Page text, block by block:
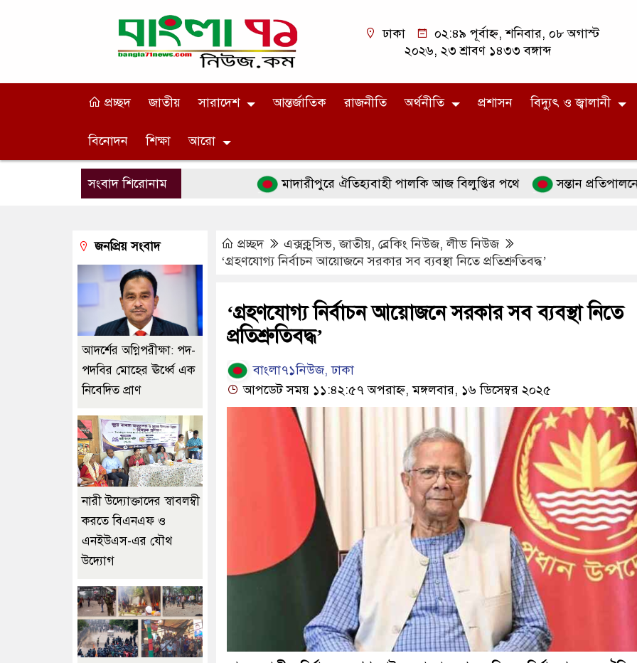
ঢাকা
০২:৪৯ পূর্বাহ্ন, শনিবার, ০৮ অগাস্ট
২০২৬, ২৩ শ্রাবণ ১৪৩৩ বঙ্গাব্দ
প্রচ্ছদ জাতীয় সারাদেশ আন্তর্জাতিক রাজনীতি অর্থনীতি প্রশাসন বিদ্যুৎ ও জ্বালানী
বিনোদন শিক্ষা আরো
সংবাদ শিরোনাম মাদারীপুরে ঐতিহ্যবাহী পালকি আজ বিলুপ্তির পথে সন্তান প্রতিপালনে
প্রচ্ছদ এক্সক্লুসিভ,জাতীয়, ব্রেকিং নিউজ,লীড নিউজ
‘গ্রহণযোগ্য নির্বাচন আয়োজনে সরকার সব ব্যবস্থা নিতে প্রতিশ্রুতিবদ্ধ’
‘গ্রহণযোগ্য নির্বাচন আয়োজনে সরকার সব ব্যবস্থা নিতে
প্রতিশ্রুতিবদ্ধ’
বাংলা৭১নিউজ, ঢাকা
আপডেট সময় ১১:৪২:৫৭ অপরাহ্ন, মঙ্গলবার, ১৬ ডিসেম্বর ২০২৫
জনপ্রিয় সংবাদ
আদর্শের অগ্নিপরীক্ষা: পদ-
পদবির মোহের ঊর্ধ্বে এক
নিবেদিত প্রাণ
নারী উদ্যোক্তাদের স্বাবলম্বী
করতে বিএনএফ ও
এনইউএস-এর যৌথ
উদ্যোগ